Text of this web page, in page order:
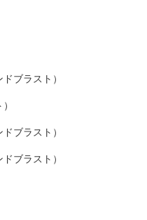
ブラスト）
ブラスト）
ブラスト）